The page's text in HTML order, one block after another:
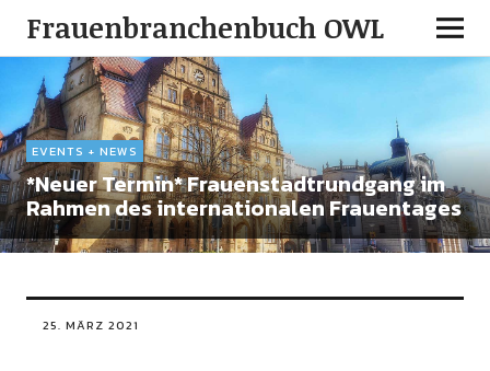
Frauenbranchenbuch OWL
EVENTS + NEWS
*Neuer Termin* Frauenstadtrundgang im
Rahmen des internationalen Frauentages
25. MÄRZ 2021